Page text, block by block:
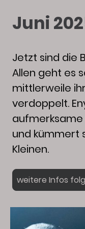
Juni
Jetzt sind die
Allen geht es
mittlerweile
verdoppelt.
und kümmert
Kleinen.
weitere Infos